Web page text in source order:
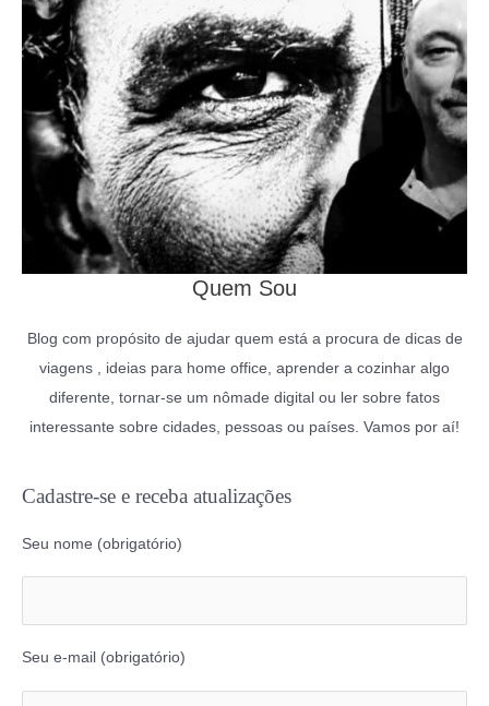
Quem Sou
Blog com propósito de ajudar quem está a procura de dicas de
viagens , ideias para home office, aprender a cozinhar algo
diferente, tornar-se um nômade digital ou ler sobre fatos
interessante sobre cidades, pessoas ou países. Vamos por aí!
Cadastre-se e receba atualizações
Seu nome (obrigatório)
Seu e-mail (obrigatório)